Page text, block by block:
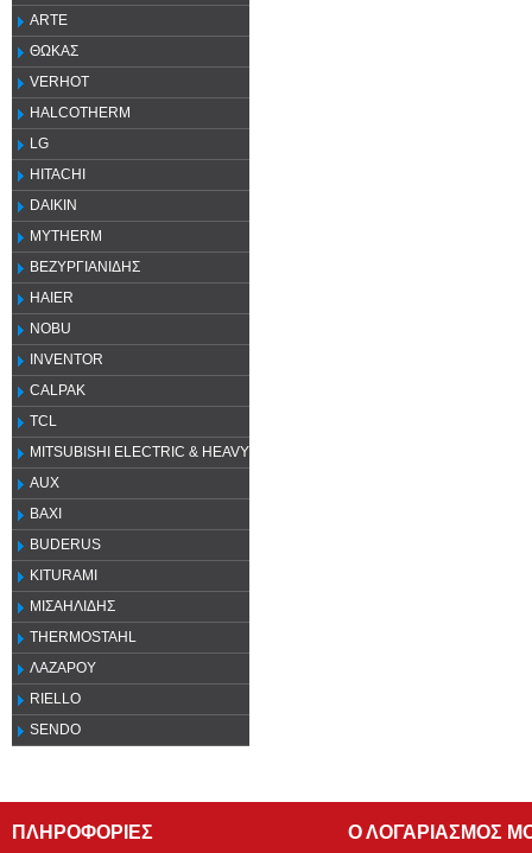
ARTE
ΘΩΚΑΣ
VERHOT
HALCOTHERM
LG
HITACHI
DAIKIN
MYTHERM
ΒΕΖΥΡΓΙΑΝΙΔΗΣ
HAIER
NOBU
INVENTOR
CALPAK
TCL
MITSUBISHI ELECTRIC & HEAVY
AUX
ΒΑΧΙ
BUDERUS
KITURAMI
ΜΙΣΑΗΛΙΔΗΣ
THERMOSTAHL
ΛΑΖΑΡΟΥ
RIELLO
SENDO
ΠΛΗΡΟΦΟΡΙΕΣ Ο ΛΟΓΑΡΙΑΣΜΟΣ